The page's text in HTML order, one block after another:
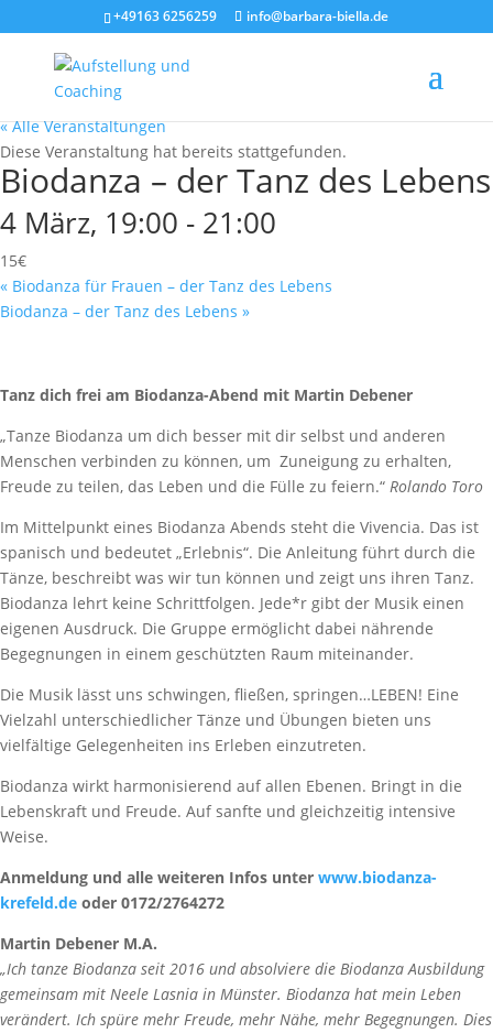
+49163 6256259 info@barbara-biella.de
« Alle Veranstaltungen
Diese Veranstaltung hat bereits stattgefunden.
Biodanza – der Tanz des Lebens
4 März, 19:00 - 21:00
15€
« Biodanza für Frauen – der Tanz des Lebens
Biodanza – der Tanz des Lebens »
Tanz dich frei am Biodanza-Abend mit Martin Debener
„Tanze Biodanza um dich besser mit dir selbst und anderen
Menschen verbinden zu können, um Zuneigung zu erhalten,
Freude zu teilen, das Leben und die Fülle zu feiern.“ Rolando Toro
Im Mittelpunkt eines Biodanza Abends steht die Vivencia. Das ist
spanisch und bedeutet „Erlebnis“. Die Anleitung führt durch die
Tänze, beschreibt was wir tun können und zeigt uns ihren Tanz.
Biodanza lehrt keine Schrittfolgen. Jede*r gibt der Musik einen
eigenen Ausdruck. Die Gruppe ermöglicht dabei nährende
Begegnungen in einem geschützten Raum miteinander.
Die Musik lässt uns schwingen, fließen, springen…LEBEN! Eine
Vielzahl unterschiedlicher Tänze und Übungen bieten uns
vielfältige Gelegenheiten ins Erleben einzutreten.
Biodanza wirkt harmonisierend auf allen Ebenen. Bringt in die
Lebenskraft und Freude. Auf sanfte und gleichzeitig intensive
Weise.
Anmeldung und alle weiteren Infos unter www.biodanza-
krefeld.de oder 0172/2764272
Martin Debener M.A.
„Ich tanze Biodanza seit 2016 und absolviere die Biodanza Ausbildung
gemeinsam mit Neele Lasnia in Münster. Biodanza hat mein Leben
verändert. Ich spüre mehr Freude, mehr Nähe, mehr Begegnungen. Dies